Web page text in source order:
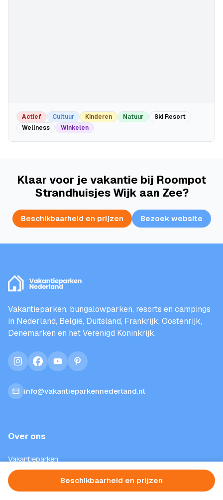
Beschikbaarheid en prijzen
Actief Cultuur Kinderen Natuur
Ski Resort
Wellness
Winkelen
Klaar voor je vakantie bij Roompot
Strandhuisjes Wijk aan Zee?
Beschikbaarheid en prijzen Bezoek website
Vakantieparken, bungalowparken, resorts en campings
in Nederland, België, Duitsland, Frankrijk, Oostenrijk,
Denemarken en het Verenigd Koninkrijk.
instagramfacebookyoutubepinterest
info@vakantieparkennederland.nl
Over ons
Vakantieparken
Inspiratie
Aanbiedingen
Blog